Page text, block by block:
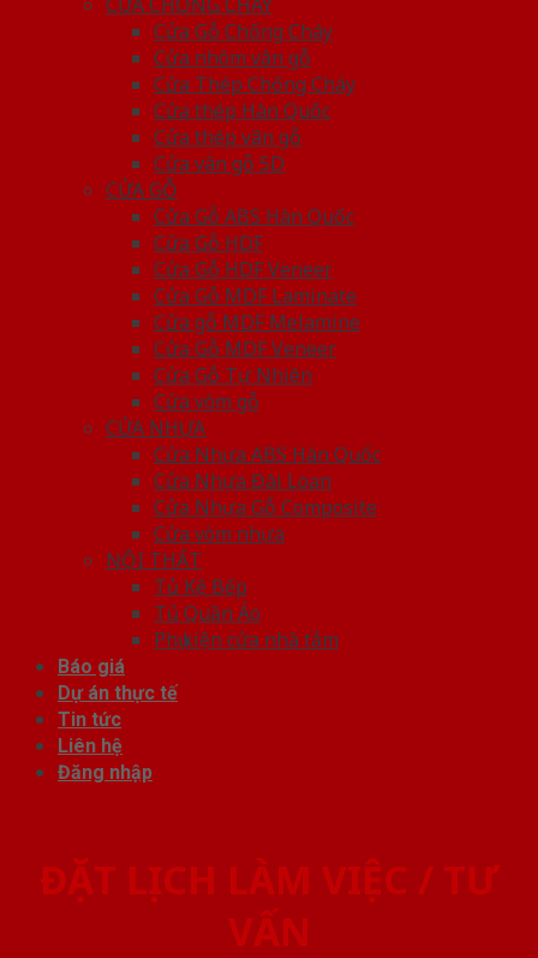
Cửa Gỗ Chống Cháy
Cửa nhôm vân gỗ
Cửa Thép Chống Cháy
Cửa thép Hàn Quốc
Cửa thép vân gỗ
Cửa vân gỗ 5D
CỬA GỖ
Cửa Gỗ ABS Hàn Quốc
Cửa Gỗ HDF
Cửa Gỗ HDF Veneer
Cửa Gỗ MDF Laminate
Cửa gỗ MDF Melamine
Cửa Gỗ MDF Veneer
Cửa Gỗ Tự Nhiên
Cửa vòm gỗ
CỬA NHỰA
Cửa Nhựa ABS Hàn Quốc
Cửa Nhựa Đài Loan
Cửa Nhựa Gỗ Composite
Cửa vòm nhựa
NỘI THẤT
Tủ Kệ Bếp
Tủ Quần Áo
Phụ kiện cửa nhà tắm
Báo giá
Dự án thực tế
Tin tức
Liên hệ
Đăng nhập
ĐẶT LỊCH LÀM VIỆC / TƯ
VẤN